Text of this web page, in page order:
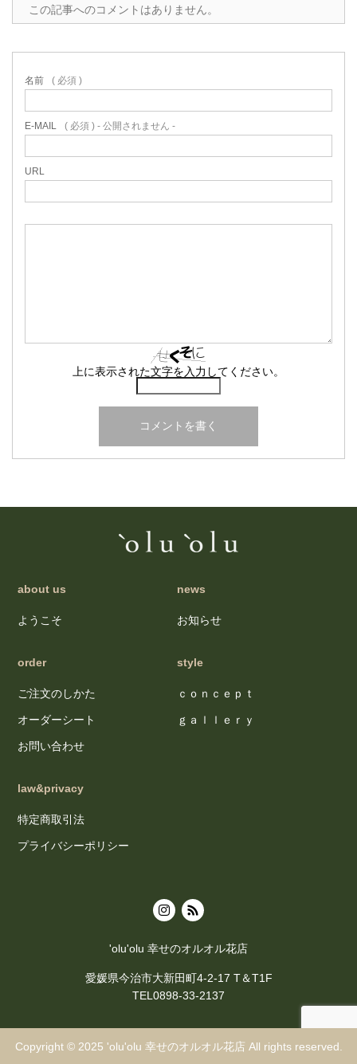
この記事へのコメントはありません。
名前 ( 必須 )
E-MAIL ( 必須 ) - 公開されません -
URL
上に表示された文字を入力してください。
about us
ようこそ
news
お知らせ
order
ご注文のしかた
オーダーシート
お問い合わせ
style
ｃｏｎｃｅｐｔ
ｇａｌｌｅｒｙ
law&privacy
特定商取引法
プライバシーポリシー
'olu'olu 幸せのオルオル花店
愛媛県今治市大新田町4-2-17 T＆T1F
TEL0898-33-2137
Copyright © 2025 'olu'olu 幸せのオルオル花店 All rights reserved.